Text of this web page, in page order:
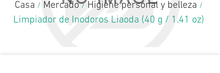
Casa / Mercado / Higiene personal y belleza /
Limpiador de Inodoros Liaoda (40 g / 1.41 oz)